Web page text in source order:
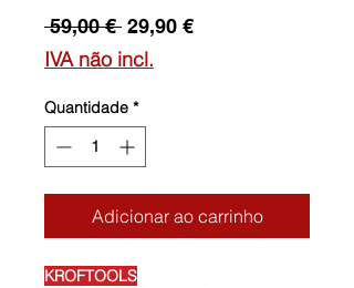
59,00 € Preço
normal
29,90 €Preço
IVA não incl.
Quantidade *
Adicionar ao carrinho
KROFTOOLS